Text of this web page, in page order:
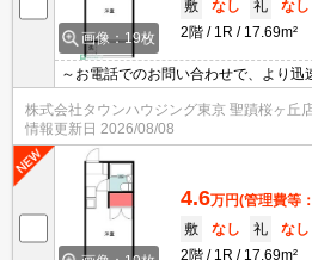
画像：19枚
敷
なし 礼
なし
2階
1R 17.69m²
～お電話でのお問い合わせで、より迅
地域密着タウンハウジングまで～
株式会社タウンハウジング東京 聖蹟桜ヶ丘
情報更新日 2026/08/08
4.6万円(管理費等
敷
なし 礼
なし
2階
1R 17.69m²